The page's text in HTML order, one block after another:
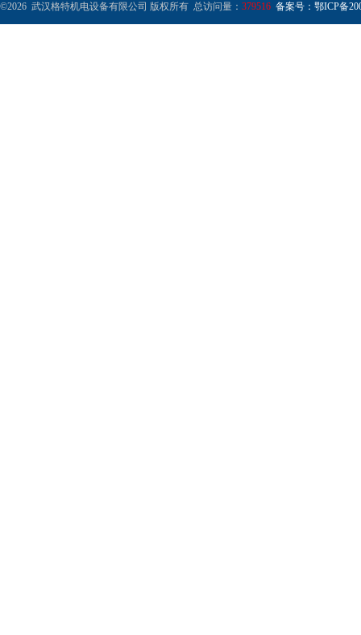
©2026 武汉格特机电设备有限公司 版权所有 总访问量： 379516 备案号：鄂ICP备